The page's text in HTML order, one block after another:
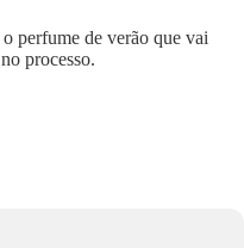
perfume de verão que vai
processo.